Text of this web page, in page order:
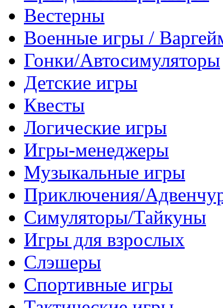
Вестерны
Военные игры /
Гонки/Автосимуляторы
Детские игры
Квесты
Логические игры
Игры-менеджеры
Музыкальные игры
Приключения/
Симуляторы/Тайкуны
Игры для взрослых
Слэшеры
Спортивные игры